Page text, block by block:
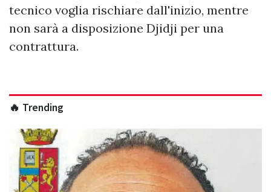
tecnico voglia rischiare dall'inizio, mentre
non sarà a disposizione Djidji per una
contrattura.
🔥 Trending